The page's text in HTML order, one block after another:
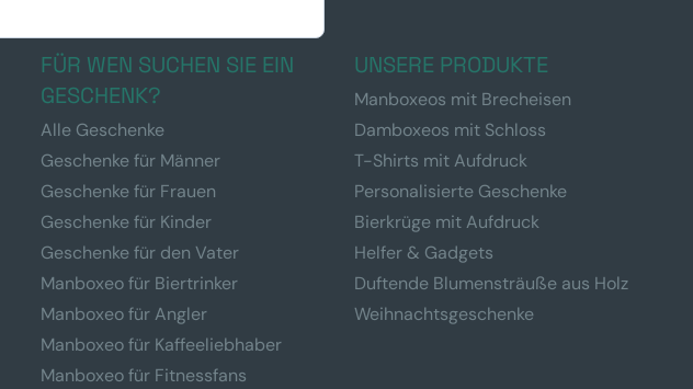
FÜR WEN SUCHEN SIE EIN
GESCHENK?
Alle Geschenke
Geschenke für Männer
Geschenke für Frauen
Geschenke für Kinder
Geschenke für den Vater
Manboxeo für Biertrinker
Manboxeo für Angler
Manboxeo für Kaffeeliebhaber
Manboxeo für Fitnessfans
UNSERE PRODUKTE
Manboxeos mit Brecheisen
Damboxeos mit Schloss
T-Shirts mit Aufdruck
Personalisierte Geschenke
Bierkrüge mit Aufdruck
Helfer & Gadgets
Duftende Blumensträuße aus Holz
Weihnachtsgeschenke